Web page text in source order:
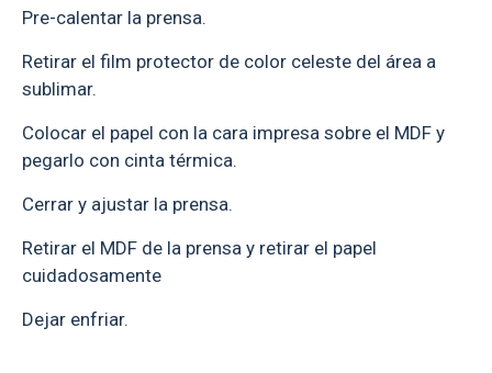
Pre-calentar la prensa.
Retirar el film protector de color celeste del área a
sublimar.
Colocar el papel con la cara impresa sobre el MDF y
pegarlo con cinta térmica.
Cerrar y ajustar la prensa.
Retirar el MDF de la prensa y retirar el papel
cuidadosamente
Dejar enfriar.